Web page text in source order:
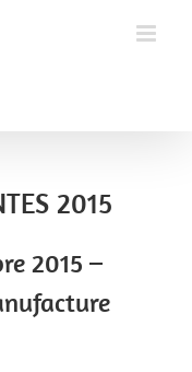
2015
2015 –